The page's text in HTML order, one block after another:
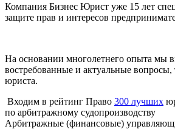
Компания Бизнес Юрист уже 15 лет
защите прав и интересов
На основании многолетнего опыта мы
востребованные и актуальные
юриста.
Входим в рейтинг Право 300 лучших
по арбитражному судопроизводству
Арбитражные (финансовые)